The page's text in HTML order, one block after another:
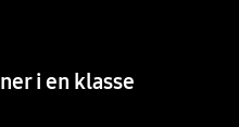
i en klasse